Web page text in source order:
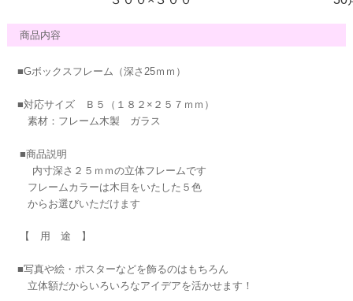
商品内容
■Gボックスフレーム（深さ25ｍｍ）
■対応サイズ Ｂ５（１８２×２５７ｍｍ）
素材：フレーム木製 ガラス
■商品説明
内寸深さ２５ｍｍの立体フレームです
フレームカラーは木目をいたした５色
からお選びいただけます
【 用 途 】
■写真や絵・ポスターなどを飾るのはもちろん
立体額だからいろいろなアイデアを活かせます！